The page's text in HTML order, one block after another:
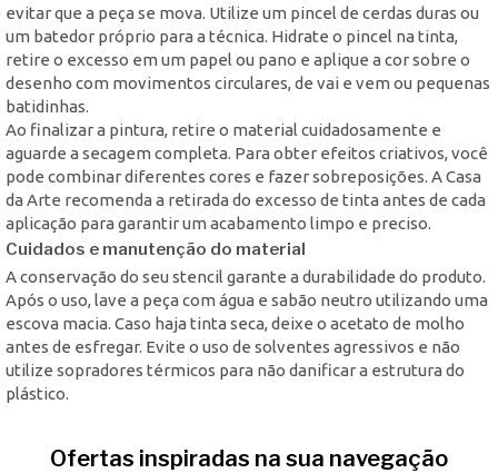
evitar que a peça se mova. Utilize um pincel de cerdas duras ou
um batedor próprio para a técnica. Hidrate o pincel na tinta,
retire o excesso em um papel ou pano e aplique a cor sobre o
desenho com movimentos circulares, de vai e vem ou pequenas
batidinhas.
Ao finalizar a pintura, retire o material cuidadosamente e
aguarde a secagem completa. Para obter efeitos criativos, você
pode combinar diferentes cores e fazer sobreposições. A Casa
da Arte recomenda a retirada do excesso de tinta antes de cada
aplicação para garantir um acabamento limpo e preciso.
Cuidados e manutenção do material
A conservação do seu stencil garante a durabilidade do produto.
Após o uso, lave a peça com água e sabão neutro utilizando uma
escova macia. Caso haja tinta seca, deixe o acetato de molho
antes de esfregar. Evite o uso de solventes agressivos e não
utilize sopradores térmicos para não danificar a estrutura do
plástico.
Ofertas inspiradas na sua navegação